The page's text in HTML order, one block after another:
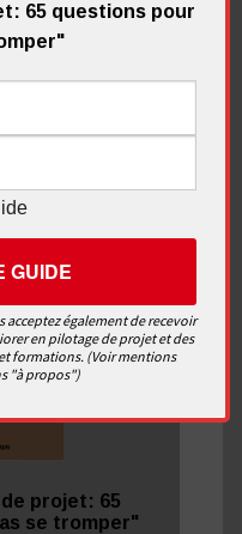
projet: 65
se tromper"
65 questions pour
acceptez également de recevoir
en pilotage de projet et des
formations. (Voir mentions
"à propos")